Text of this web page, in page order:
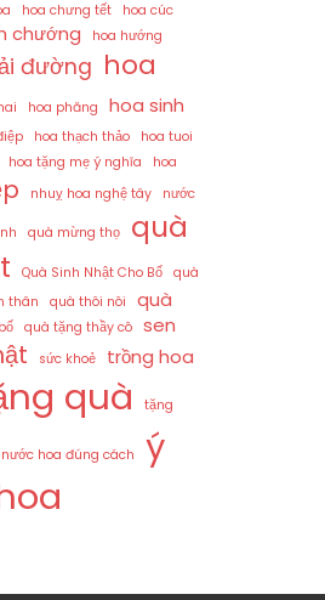
hoa chưng tết
hoa cúc
chướng
hoa hướng
đường hoa
hoa phăng
hoa sinh
hoa thạch thảo hoa tuoi
hoa tặng mẹ ý nghĩa
hoa
nhuỵ hoa nghệ tây nước
quà mừng thọ
quà
Quà Sinh Nhật Cho Bố
quà
thân
quà thôi nôi
quà
quà tặng thầy cô
sen
sức khoẻ
trồng hoa
quà tặng
hoa đúng cách
ý